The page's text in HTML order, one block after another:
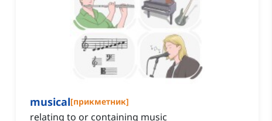
musical[прикметник]
relating to or containing music